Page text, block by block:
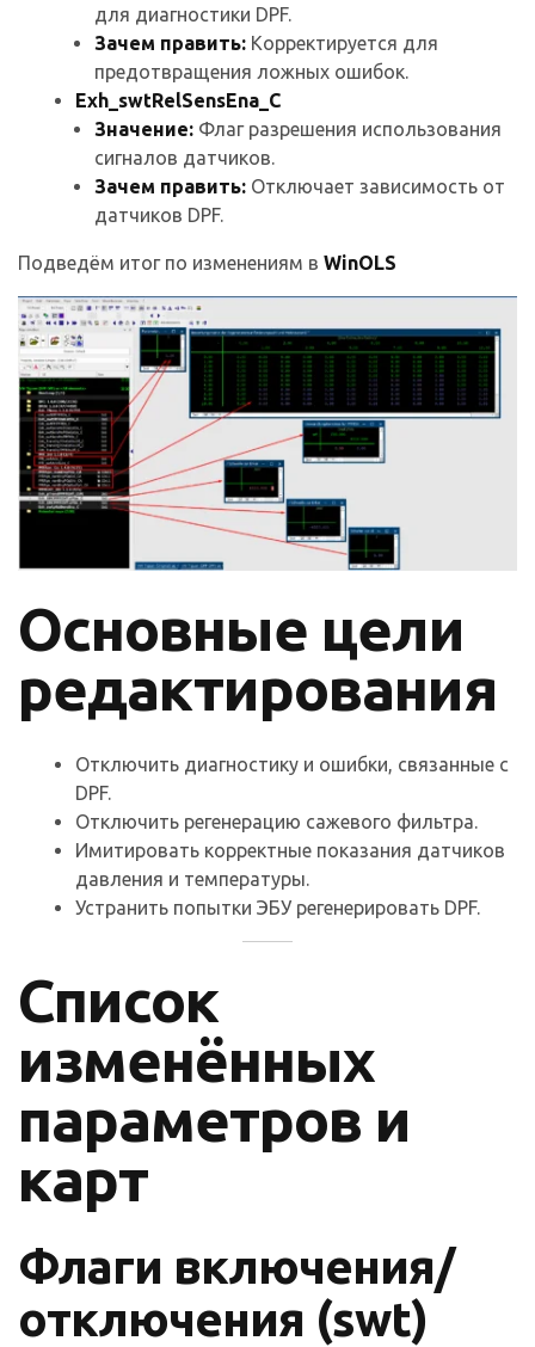
для диагностики DPF.
Зачем править: Корректируется для
предотвращения ложных ошибок.
Exh_swtRelSensEna_C
Значение: Флаг разрешения использования
сигналов датчиков.
Зачем править: Отключает зависимость от
датчиков DPF.
Подведём итог по изменениям в WinOLS
Основные цели
редактирования
Отключить диагностику и ошибки, связанные с
DPF.
Отключить регенерацию сажевого фильтра.
Имитировать корректные показания датчиков
давления и температуры.
Устранить попытки ЭБУ регенерировать DPF.
Список
изменённых
параметров и
карт
Флаги включения/
отключения (swt)